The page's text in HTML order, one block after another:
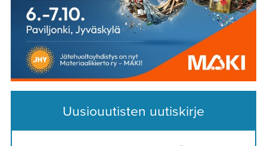
Uusiouutisten uutiskirje